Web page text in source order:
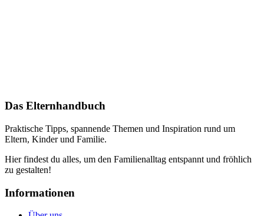
Das Elternhandbuch
Praktische Tipps, spannende Themen und Inspiration rund um
Eltern, Kinder und Familie.
Hier findest du alles, um den Familienalltag entspannt und fröhlich
zu gestalten!
Informationen